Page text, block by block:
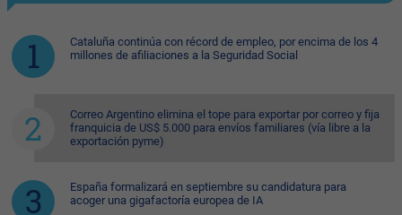
Cataluña continúa con récord de empleo, por encima de los 4
millones de afiliaciones a la Seguridad Social
Correo Argentino elimina el tope para exportar por correo y fija
franquicia de US$ 5.000 para envíos familiares (vía libre a la
exportación pyme)
España formalizará en septiembre su candidatura para
acoger una gigafactoría europea de IA